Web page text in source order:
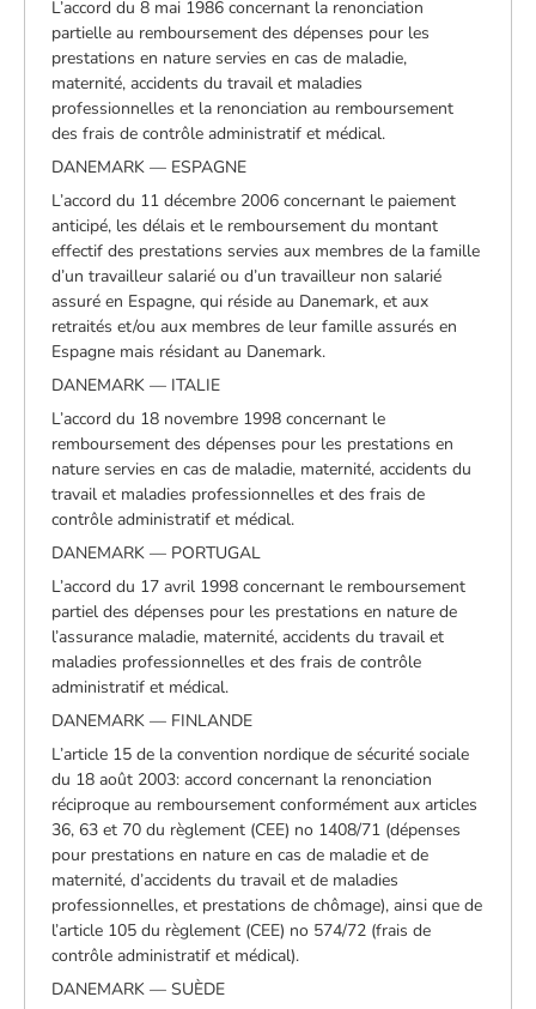
L’accord du 8 mai 1986 concernant la renonciation
partielle au remboursement des dépenses pour les
prestations en nature servies en cas de maladie,
maternité, accidents du travail et maladies
professionnelles et la renonciation au remboursement
des frais de contrôle administratif et médical.
DANEMARK — ESPAGNE
L’accord du 11 décembre 2006 concernant le paiement
anticipé, les délais et le remboursement du montant
effectif des prestations servies aux membres de la famille
d’un travailleur salarié ou d’un travailleur non salarié
assuré en Espagne, qui réside au Danemark, et aux
retraités et/ou aux membres de leur famille assurés en
Espagne mais résidant au Danemark.
DANEMARK — ITALIE
L’accord du 18 novembre 1998 concernant le
remboursement des dépenses pour les prestations en
nature servies en cas de maladie, maternité, accidents du
travail et maladies professionnelles et des frais de
contrôle administratif et médical.
DANEMARK — PORTUGAL
L’accord du 17 avril 1998 concernant le remboursement
partiel des dépenses pour les prestations en nature de
l’assurance maladie, maternité, accidents du travail et
maladies professionnelles et des frais de contrôle
administratif et médical.
DANEMARK — FINLANDE
L’article 15 de la convention nordique de sécurité sociale
du 18 août 2003: accord concernant la renonciation
réciproque au remboursement conformément aux articles
36, 63 et 70 du règlement (CEE) no 1408/71 (dépenses
pour prestations en nature en cas de maladie et de
maternité, d’accidents du travail et de maladies
professionnelles, et prestations de chômage), ainsi que de
l’article 105 du règlement (CEE) no 574/72 (frais de
contrôle administratif et médical).
DANEMARK — SUÈDE